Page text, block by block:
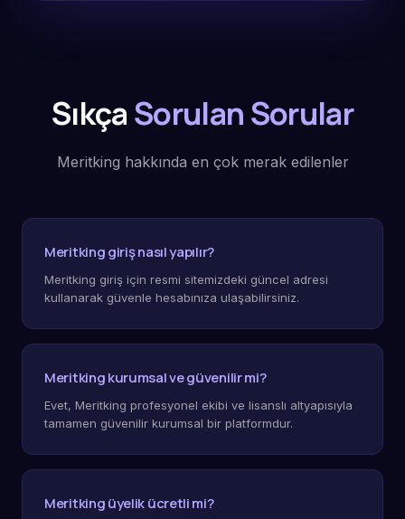
SıkçaSorulan Sorular
Meritking hakkında en çok merak edilenler
Meritking giriş nasıl yapılır?
Meritking giriş için resmi sitemizdeki güncel adresi
kullanarak güvenle hesabınıza ulaşabilirsiniz.
Meritking kurumsal ve güvenilir mi?
Evet, Meritking profesyonel ekibi ve lisanslı altyapısıyla
tamamen güvenilir kurumsal bir platformdur.
Meritking üyelik ücretli mi?